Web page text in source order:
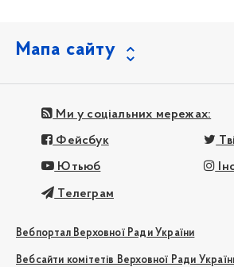
Мапа сайту
Ми у соціальних мережах:
Фейсбук
Ютьюб
Телеграм
Вебпортал Верховної Ради України
Вебсайти комітетів Верховної Ради